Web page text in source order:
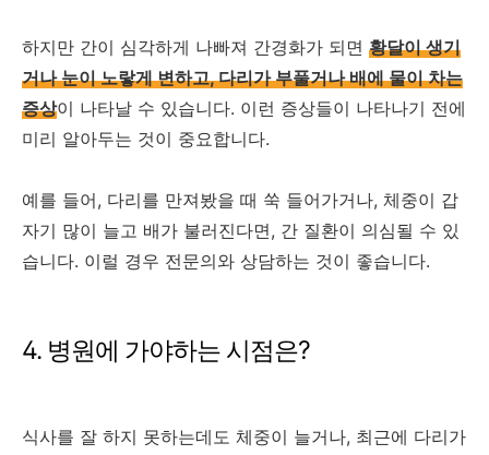
하지만 간이 심각하게 나빠져 간경화가 되면 황달이 생기
거나 눈이 노랗게 변하고, 다리가 부풀거나 배에 물이 차는
증상이 나타날 수 있습니다. 이런 증상들이 나타나기 전에
미리 알아두는 것이 중요합니다.
예를 들어, 다리를 만져봤을 때 쑥 들어가거나, 체중이 갑
자기 많이 늘고 배가 불러진다면, 간 질환이 의심될 수 있
습니다. 이럴 경우 전문의와 상담하는 것이 좋습니다.
4. 병원에 가야하는 시점은?
식사를 잘 하지 못하는데도 체중이 늘거나, 최근에 다리가